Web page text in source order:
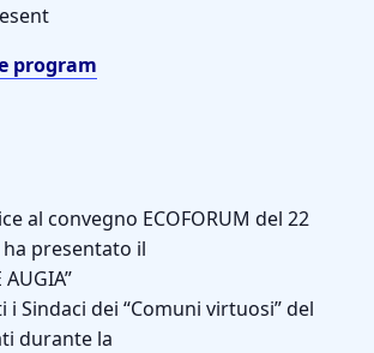
program
al convegno ECOFORUM del 22
presentato il
i Sindaci dei “Comuni virtuosi” del
durante la